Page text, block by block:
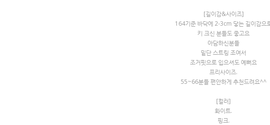
[길이감&사이즈]
164기준 바닥에 2-3cm 닿는 길이감으
키 크신 분들도 좋고요
아담하신분들
밑단 스트링 조여서
조거핏으로 입으셔도 예뻐요
프리사이즈.
55~66분들 편안하게 추천드려요^^
[컬러]
화이트.
핑크.